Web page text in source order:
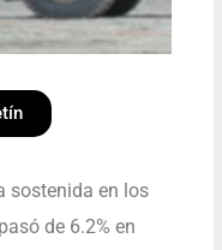
sostenida en los
de 6.2% en